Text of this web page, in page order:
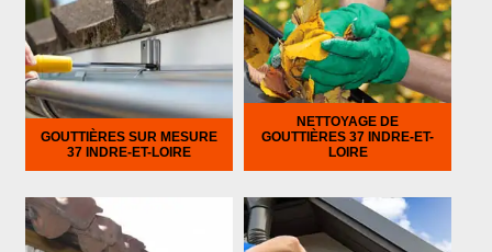
GOUTTIÈRES SUR MESURE
37 INDRE-ET-LOIRE
NETTOYAGE DE
GOUTTIÈRES 37 INDRE-ET-
LOIRE